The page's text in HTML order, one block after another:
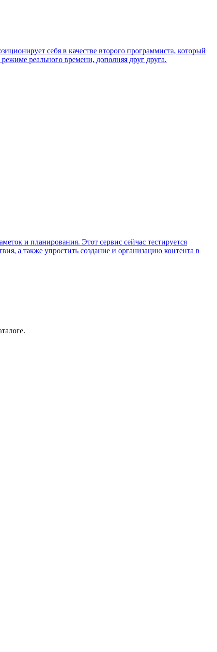
себя в качестве второго программиста, который
реального времени, дополняя друг друга.
и планирования. Этот сервис сейчас тестируется
а также упростить создание и организацию контента в